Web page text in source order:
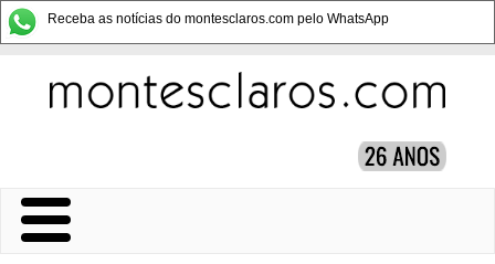
Receba as notícias do montesclaros.com pelo WhatsApp